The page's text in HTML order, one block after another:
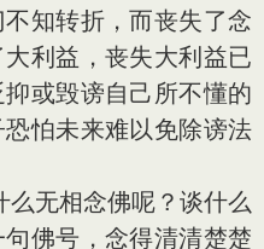
知转折，而丧失了念
利益，丧失大利益已
或毁谤自己所不懂的
怕未来难以免除谤法
么无相念佛呢？谈什么
佛号，念得清清楚楚